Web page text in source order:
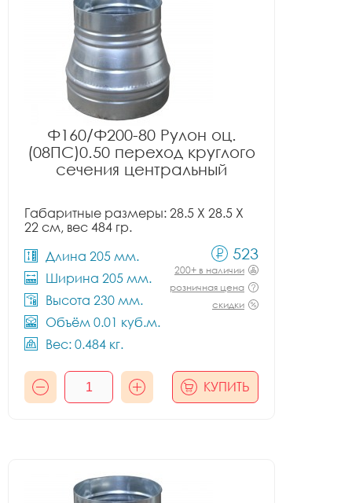
Ф160/Ф200-80 Рулон оц.
(08ПС)0.50 переход круглого
сечения центральный
Габаритные размеры: 28.5 X 28.5 X
22 см, вес 484 гр.
Длина 205 мм.
Ширина 205 мм.
Высота 230 мм.
Объём 0.01 куб.м.
Вес: 0.484 кг.
523
200+ в наличии
розничная цена
скидки
КУПИТЬ